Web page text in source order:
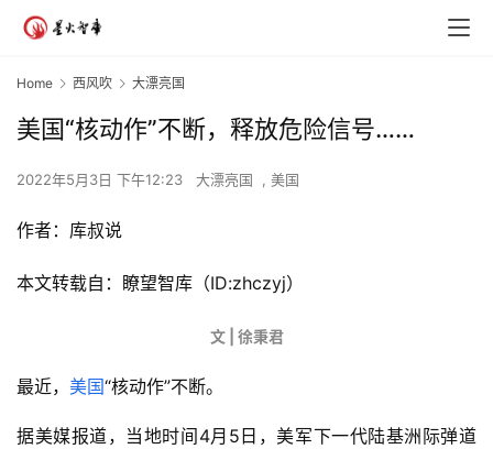
Home 西风吹 大漂亮国
美国“核动作”不断，释放危险信号……
2022年5月3日 下午12:23 大漂亮国 , 美国
作者：库叔说
本文转载自：瞭望智库（ID:zhczyj）
文 | 徐秉君
最近， 美国“核动作”不断。
据美媒报道，当地时间4月5日，美军下一代陆基洲际弹道